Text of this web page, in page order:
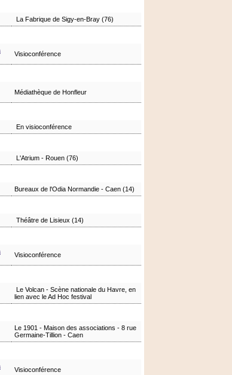
La Fabrique de Sigy-en-Bray (76)
Visioconférence
Médiathèque de Honfleur
En visioconférence
L'Atrium - Rouen (76)
Bureaux de l'Odia Normandie - Caen (14)
Théâtre de Lisieux (14)
Visioconférence
Le Volcan - Scène nationale du Havre, en
lien avec le Ad Hoc festival
Le 1901 - Maison des associations - 8 rue
Germaine-Tillion - Caen
Visioconférence